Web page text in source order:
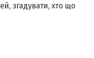
згадувати, хто що